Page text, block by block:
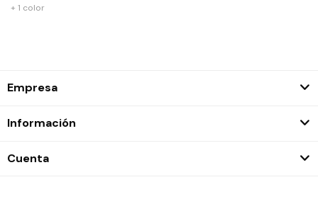
+ 1 color
Empresa
Información
Cuenta